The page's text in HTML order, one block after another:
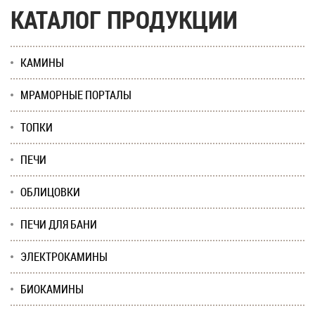
КАТАЛОГ ПРОДУКЦИИ
КАМИНЫ
МРАМОРНЫЕ ПОРТАЛЫ
ТОПКИ
ПЕЧИ
ОБЛИЦОВКИ
ПЕЧИ ДЛЯ БАНИ
ЭЛЕКТРОКАМИНЫ
БИОКАМИНЫ